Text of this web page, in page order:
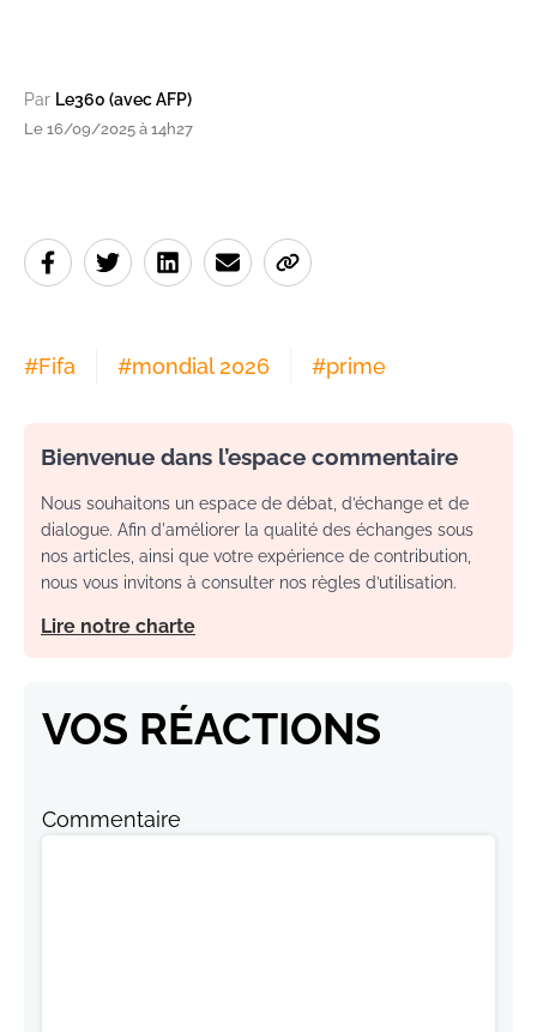
Par Le360 (avec AFP)
Le 16/09/2025 à 14h27
#Fifa #mondial 2026 #prime
Bienvenue dans l’espace commentaire
Nous souhaitons un espace de débat, d’échange et de
dialogue. Afin d'améliorer la qualité des échanges sous
nos articles, ainsi que votre expérience de contribution,
nous vous invitons à consulter nos règles d’utilisation.
Lire notre charte
VOS RÉACTIONS
Commentaire